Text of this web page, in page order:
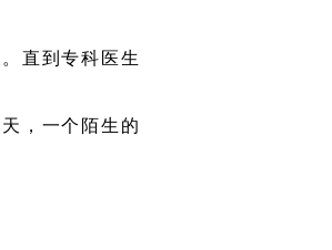
直到专科医生
，一个陌生的